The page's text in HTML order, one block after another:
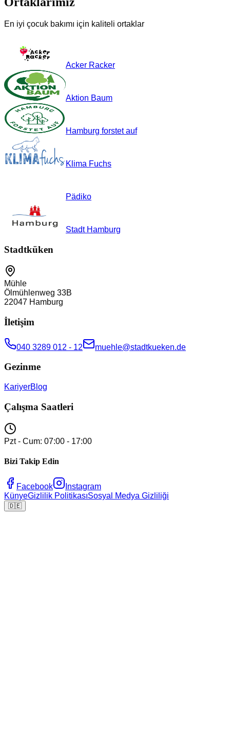
En iyi çocuk bakımı için kaliteli ortaklar
Acker Racker
Aktion Baum
Hamburg forstet auf
Klima Fuchs
Pädiko
Stadt Hamburg
Stadtküken
Mühle
Ölmühlenweg 33B
22047 Hamburg
İletişim
040 3289 012 - 12 muehle@stadtkueken.de
Gezinme
KariyerBlog
Çalışma Saatleri
Pzt - Cum: 07:00 - 17:00
Bizi Takip Edin
Facebook
Instagram
KünyeGizlilik PolitikasıSosyal Medya Gizliliği
🇩🇪